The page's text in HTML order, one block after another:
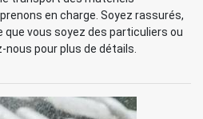
en charge. Soyez rassurés,
vous soyez des particuliers ou
pour plus de détails.